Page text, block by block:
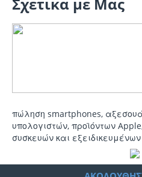
πώληση smartphones,
υπολογιστών, προϊόντων
συσκευών και